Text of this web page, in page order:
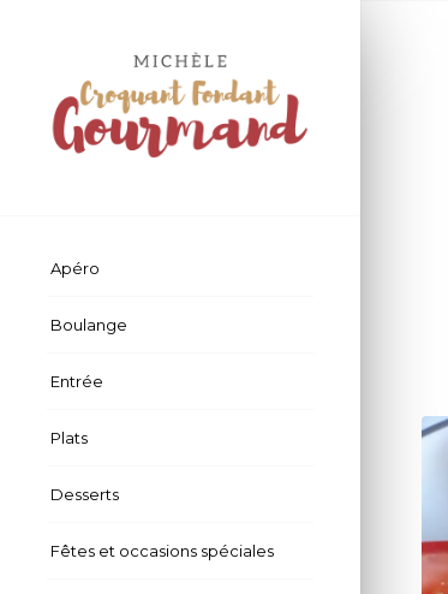
Apéro
Boulange
Entrée
Plats
Desserts
Fêtes et occasions spéciales